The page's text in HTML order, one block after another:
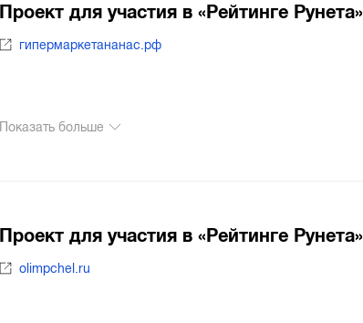
Проект для участия в «Рейтинге Рунета»
гипермаркетананас.рф
Показать больше
Проект для участия в «Рейтинге Рунета»
olimpchel.ru